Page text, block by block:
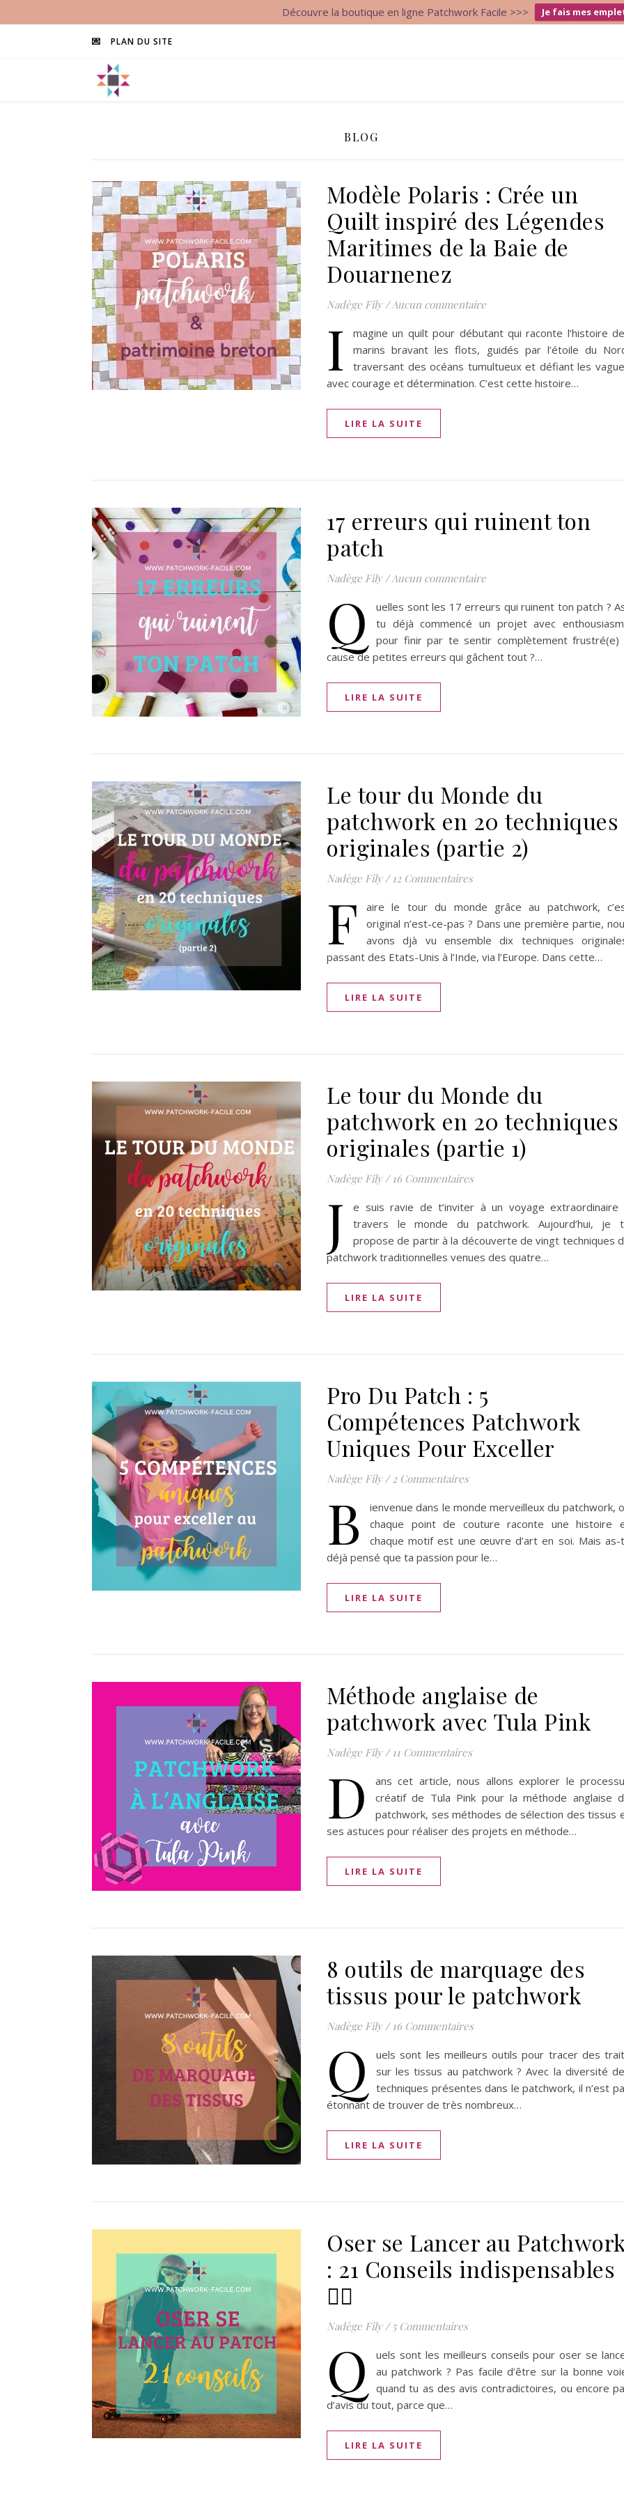
Découvre la boutique en ligne Patchwork Facile >>> Je fais mes
💌 PLAN DU SITE
BLOG
Modèle Polaris : Crée un
Quilt inspiré des Légendes
Maritimes de la Baie de
Douarnenez
Nadège Fily /Aucun commentaire
I
magine un quilt pour débutant qui raconte l’histoire
marins bravant les flots, guidés par l’étoile du
traversant des océans tumultueux et défiant les
avec courage et détermination. C’est cette histoire…
LIRE LA SUITE
17 erreurs qui ruinent ton
patch
Nadège Fily /Aucun commentaire
Q
uelles sont les 17 erreurs qui ruinent ton patch ?
tu déjà commencé un projet avec
pour finir par te sentir complètement frustré(e)
cause de petites erreurs qui gâchent tout ?…
LIRE LA SUITE
Le tour du Monde du
patchwork en 20 techniques
originales (partie 2)
Nadège Fily / 12 Commentaires
F
aire le tour du monde grâce au patchwork,
original n’est-ce-pas ? Dans une première partie,
avons djà vu ensemble dix techniques
passant des Etats-Unis à l’Inde, via l’Europe. Dans cette…
LIRE LA SUITE
Le tour du Monde du
patchwork en 20 techniques
originales (partie 1)
Nadège Fily / 16 Commentaires
J
e suis ravie de t’inviter à un voyage extraordinaire
travers le monde du patchwork. Aujourd’hui, je
propose de partir à la découverte de vingt techniques
patchwork traditionnelles venues des quatre…
LIRE LA SUITE
Pro Du Patch : 5
Compétences Patchwork
Uniques Pour Exceller
Nadège Fily / 2 Commentaires
B
ienvenue dans le monde merveilleux du patchwork,
chaque point de couture raconte une histoire
chaque motif est une œuvre d’art en soi. Mais as-
déjà pensé que ta passion pour le…
LIRE LA SUITE
Méthode anglaise de
patchwork avec Tula Pink
Nadège Fily / 11 Commentaires
D
ans cet article, nous allons explorer le
créatif de Tula Pink pour la méthode anglaise
patchwork, ses méthodes de sélection des tissus
ses astuces pour réaliser des projets en méthode…
LIRE LA SUITE
8 outils de marquage des
tissus pour le patchwork
Nadège Fily / 16 Commentaires
Q
uels sont les meilleurs outils pour tracer des
sur les tissus au patchwork ? Avec la diversité
techniques présentes dans le patchwork, il n’est
étonnant de trouver de très nombreux…
LIRE LA SUITE
Oser se Lancer au Patchwork
: 21 Conseils indispensables
🦸‍♂️
Nadège Fily / 5 Commentaires
Q
uels sont les meilleurs conseils pour oser se
au patchwork ? Pas facile d’être sur la bonne
quand tu as des avis contradictoires, ou encore
d’avis du tout, parce que…
LIRE LA SUITE